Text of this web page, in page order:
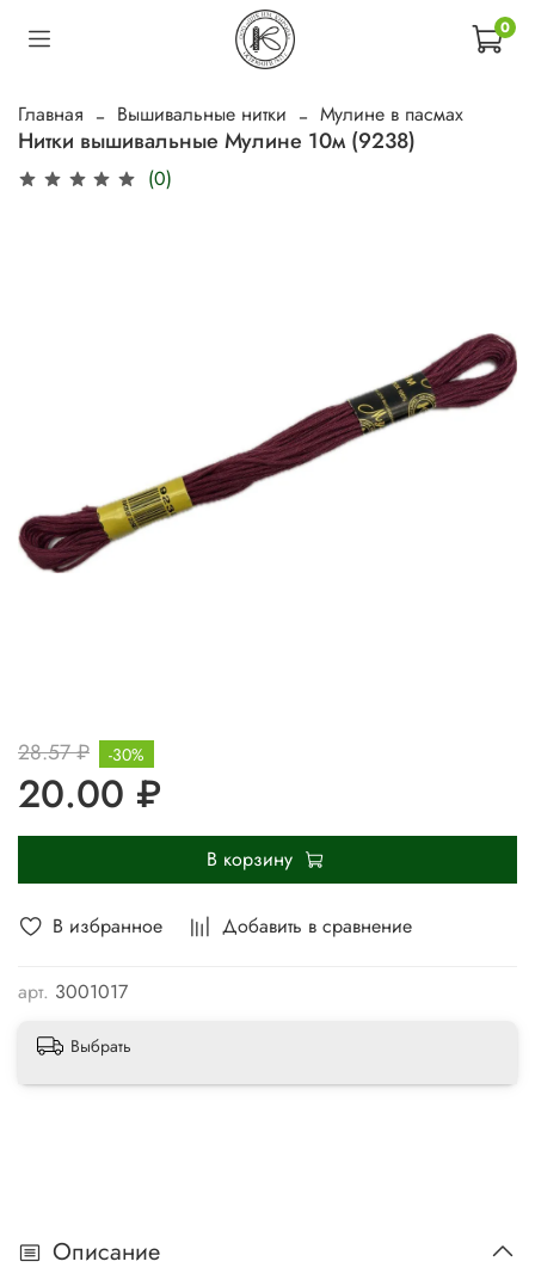
0
Главная Вышивальные нитки Мулине в пасмах
Нитки вышивальные Мулине 10м (9238)
(0)
В избранное Добавить в сравнение
арт. 3001017
28.57 ₽
20.00 ₽
-30%
В корзину
Выбрать
Описание